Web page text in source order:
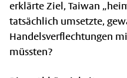
erklärte Ziel, Taiwan
tatsächlich umsetzte,
Handelsverflechtungen
müssten?